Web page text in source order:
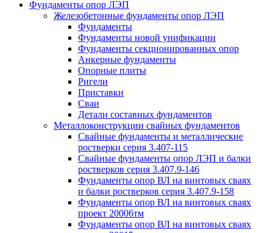
Фундаменты опор ЛЭП
Железобетонные фундаменты опор ЛЭП
Фундаменты
Фундаменты новой унификации
Фундаменты секционированных опор
Анкерные фундаменты
Опорные плиты
Ригели
Приставки
Сваи
Детали составных фундаментов
Металлоконструкции свайных фундаментов
Свайные фундаменты и металлические
ростверки серия 3.407-115
Свайные фундаменты опор ЛЭП и балки
ростверков серия 3.407.9-146
Фундаменты опор ВЛ на винтовых сваях
и балки ростверков серия 3.407.9-158
Фундаменты опор ВЛ на винтовых сваях
проект 20006тм
Фундаменты опор ВЛ на винтовых сваях